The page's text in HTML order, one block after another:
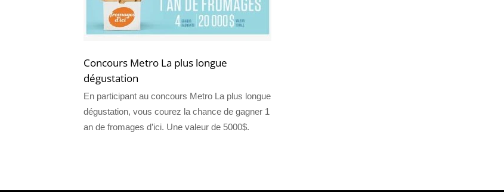
Concours Metro La plus longue
dégustation
En participant au concours Metro La plus longue
dégustation, vous courez la chance de gagner 1
an de fromages d’ici. Une valeur de 5000$.